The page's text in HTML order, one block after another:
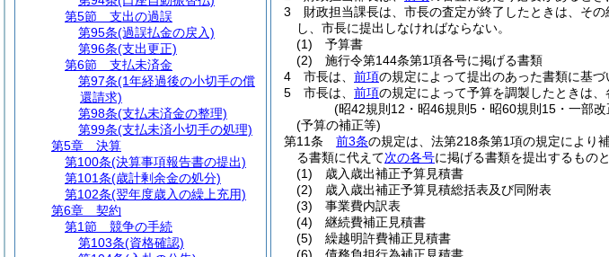
3
財政担当課長は、市長の査定が終了したときは、そ
し、市長に提出しなければならない。
(1)
予算書
(2)
施行令第144条第1項各号に掲げる書類
4
市長は、 前項の規定によって提出のあった書類に基づ
5
市長は、 前項の規定によって予算を調製したときは、
(昭42規則12・昭46規則5・昭60規則15・一部改
(予算の補正等)
第11条
前3条の規定は、法第218条第1項の規定により
る書類に代えて次の各号に掲げる書類を提出するもの
(1)
歳入歳出補正予算見積書
(2)
歳入歳出補正予算見積総括表及び同附表
(3)
事業費内訳表
(4)
継続費補正見積書
(5)
繰越明許費補正見積書
第5節
支出の過誤
第95条(過誤払金の戻入)
第96条(支出更正)
第6節
支払未済金
第97条(1年経過後の小切手の償
還請求)
第98条(支払未済金の整理)
第99条(支払未済小切手の処理)
第5章
決算
第100条(決算事項報告書の提出)
第101条(歳計剰余金の処分)
第102条(翌年度歳入の繰上充用)
第6章
契約
第1節
競争の手続
第103条(資格確認)